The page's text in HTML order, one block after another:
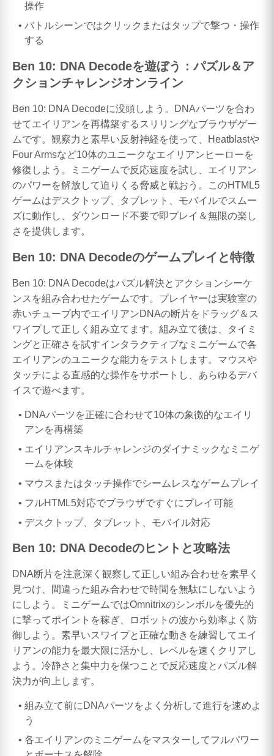
操作
バトルシーンではクリックまたはタップで撃つ・操作
する
Ben 10: DNA Decodeを遊ぼう：パズル＆ア
クションチャレンジオンライン
Ben 10: DNA Decodeに没頭しよう。DNAパーツを合わ
せてエイリアンを再構築するスリリングなブラウザゲー
ムです。観察力と素早い反射神経を使って、Heatblastや
Four Armsなど10体のユニークなエイリアンヒーローを
修復しよう。ミニゲームで反応速度を試し、エイリアン
のパワーを解放して迫りくる脅威と戦おう。このHTML5
ゲームはデスクトップ、タブレット、モバイルでスムー
ズに動作し、ダウンロード不要で即プレイ＆無限の楽し
さを提供します。
Ben 10: DNA Decodeのゲームプレイと特徴
Ben 10: DNA Decodeはパズル解決とアクションシーケ
ンスを組み合わせたゲームです。プレイヤーは実験室の
赤いチューブ内でエイリアンDNAの断片をドラッグ＆ス
ワイプして正しく組み立てます。組み立て後は、タイミ
ングと正確さを試すインタラクティブなミニゲームで各
エイリアンのユニークな能力をテストします。マウスや
タッチによる直感的な操作をサポートし、あらゆるデバ
イスで遊べます。
DNAパーツを正確に合わせて10体の象徴的なエイリ
アンを再構築
エイリアンスキルチャレンジのダイナミックなミニゲ
ームを体験
マウスまたはタッチ操作でシームレスなゲームプレイ
フルHTML5対応でブラウザですぐにプレイ可能
デスクトップ、タブレット、モバイル対応
Ben 10: DNA Decodeのヒントと攻略法
DNA断片を注意深く観察して正しい組み合わせを素早く
見つけ、間違った組み合わせで時間を無駄にしないよう
にしよう。ミニゲームではOmnitrixのシンボルを優先的
に撃ってポイントを稼ぎ、ロボットの波から効率よく防
御しよう。素早いスワイプと正確な動きを練習してエイ
リアンの能力を最大限に活かし、レベルを速くクリアし
よう。冷静さと集中力を保つことで反応速度とパズル解
決力が向上します。
組み立て前にDNAパーツをよく分析して進行を速めよ
う
各エイリアンのミニゲームをマスターしてフルパワー